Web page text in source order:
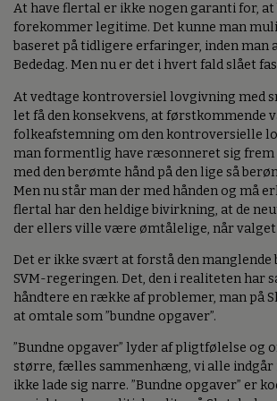
At have flertal er ikke nogen garanti for,
forekommer legitime. Det kunne man
baseret på tidligere erfaringer, inden man
Bededag. Men nu er det i hvert fald slået
At vedtage kontroversiel lovgivning med
let få den konsekvens, at førstkommende
folkeafstemning om den kontroversielle
man formentlig have ræsonneret sig frem
med den berømte hånd på den lige så
Men nu står man der med hånden og må
flertal har den heldige bivirkning, at de
der ellers ville være ømtålelige, når
Det er ikke svært at forstå den manglende
SVM-regeringen. Det, den i realiteten har
håndtere en række af problemer, man på
at omtale som ”bundne opgaver”.
”Bundne opgaver” lyder af pligtfølelse og
større, fælles sammenhæng, vi alle indgår
ikke lade sig narre. ”Bundne opgaver” er